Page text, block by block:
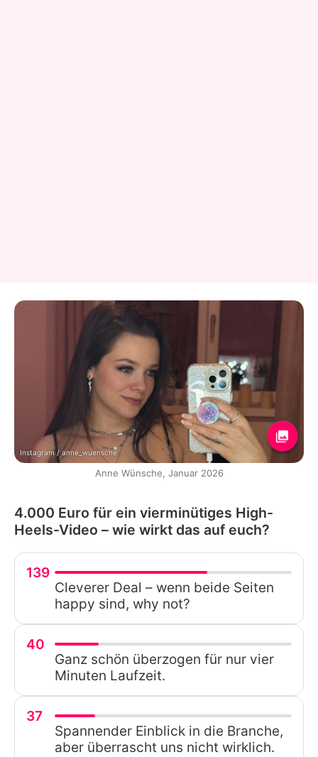
Instagram / anne_wuensche
Anne Wünsche, Januar 2026
4.000 Euro für ein vierminütiges High-
Heels-Video – wie wirkt das auf euch?
139
Cleverer Deal – wenn beide Seiten
happy sind, why not?
40
Ganz schön überzogen für nur vier
Minuten Laufzeit.
37
Spannender Einblick in die Branche,
aber überrascht uns nicht wirklich.